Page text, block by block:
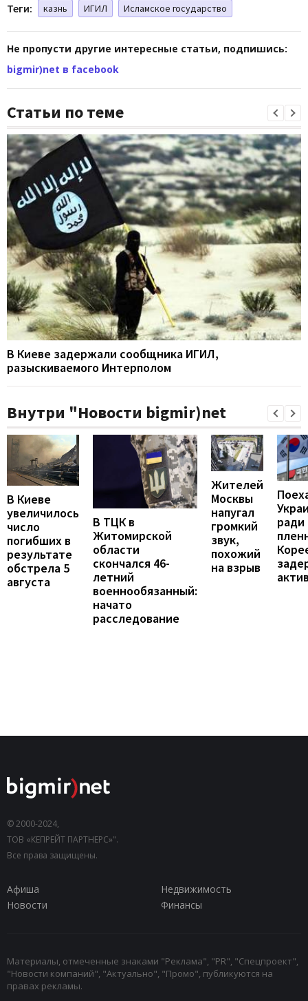
Теги: казнь ИГИЛ Исламское государство
Не пропусти другие интересные статьи, подпишись:
bigmir)net в facebook
Статьи по теме
В Киеве задержали сообщника ИГИЛ,
разыскиваемого Интерполом
Внутри "Новости bigmir)net
В Киеве
увеличилось
число
погибших в
результате
обстрела 5
августа
В ТЦК в
Житомирской
области
скончался 46-
летний
военнообязанный:
начато
расследование
Жителей
Москвы
напугал
громкий
звук,
похожий
на взрыв
ради
© 2000-2024,
ТОВ «КЕПРЕЙТ ПАРТНЕРС»".
Все права защищены.
Афиша
Недвижимость
Новости
Финансы
Материалы, отмеченные знаками "Реклама", "PR", "Спецпроект",
"Новости компаний", "Актуально", "Промо", публикуются на
правах рекламы.